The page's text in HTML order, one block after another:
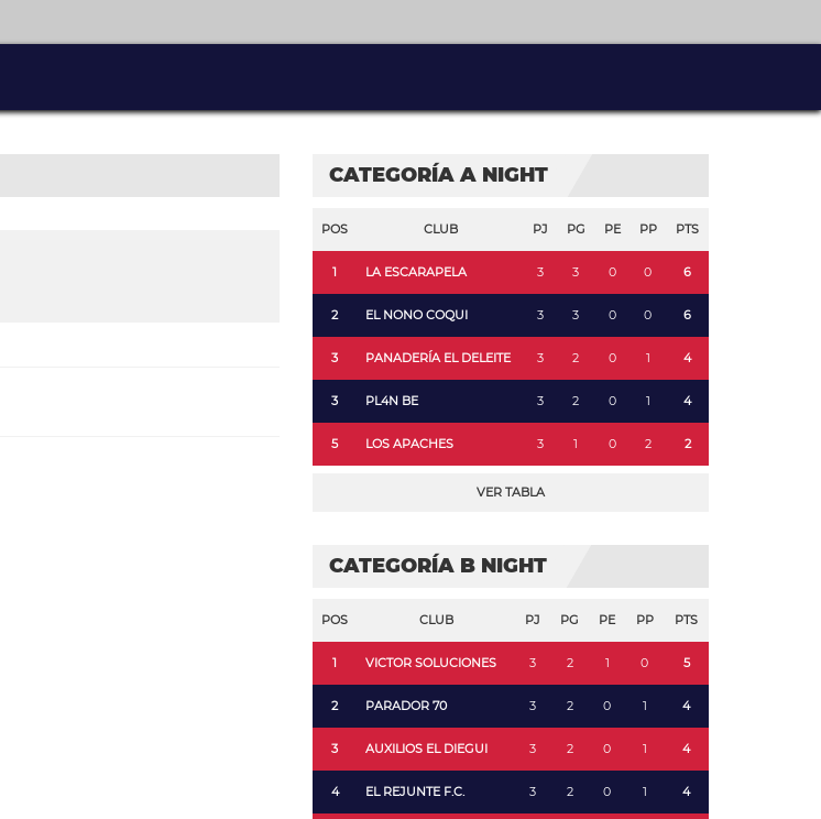
CATEGORÍA A NIGHT
POS CLUB PJ PG PE PP PTS
1 LA ESCARAPELA 3 3 0 0 6
2 EL NONO COQUI 3 3 0 0 6
3 PANADERÍA EL DELEITE 3 2 0 1 4
3 PL4N BE 3 2 0 1 4
5 LOS APACHES 3 1 0 2 2
VER TABLA
CATEGORÍA B NIGHT
POS CLUB PJ PG PE PP PTS
1 VICTOR SOLUCIONES 3 2 1 0 5
2 PARADOR 70 3 2 0 1 4
3 AUXILIOS EL DIEGUI 3 2 0 1 4
4 EL REJUNTE F.C. 3 2 0 1 4